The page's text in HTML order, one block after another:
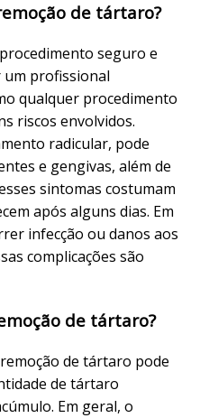
de tártaro?
seguro e
um profissional
qualquer procedimento
riscos envolvidos.
radicular, pode
e gengivas, além de
sintomas costumam
após alguns dias. Em
infecção ou danos aos
complicações são
de tártaro?
de tártaro pode
de tártaro
Em geral, o